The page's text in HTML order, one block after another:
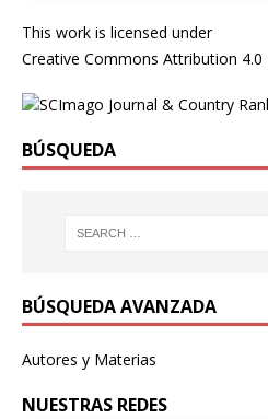
This work is licensed under
Creative Commons Attribution
BÚSQUEDA
BÚSQUEDA AVANZADA
Autores y Materias
NUESTRAS REDES